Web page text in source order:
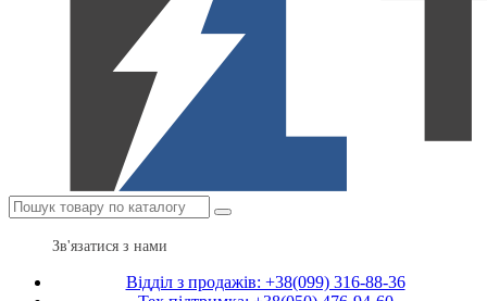
Зв'язатися з нами
Відділ з продажів: +38(099) 316-88-36